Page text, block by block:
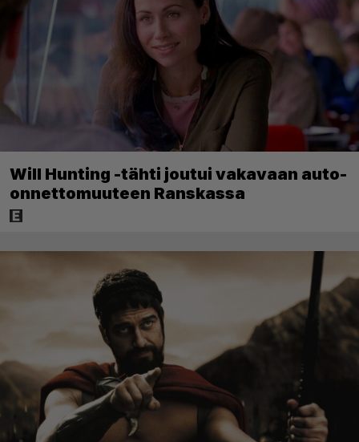
Will Hunting -tähti joutui vakavaan auto-
onnettomuuteen Ranskassa